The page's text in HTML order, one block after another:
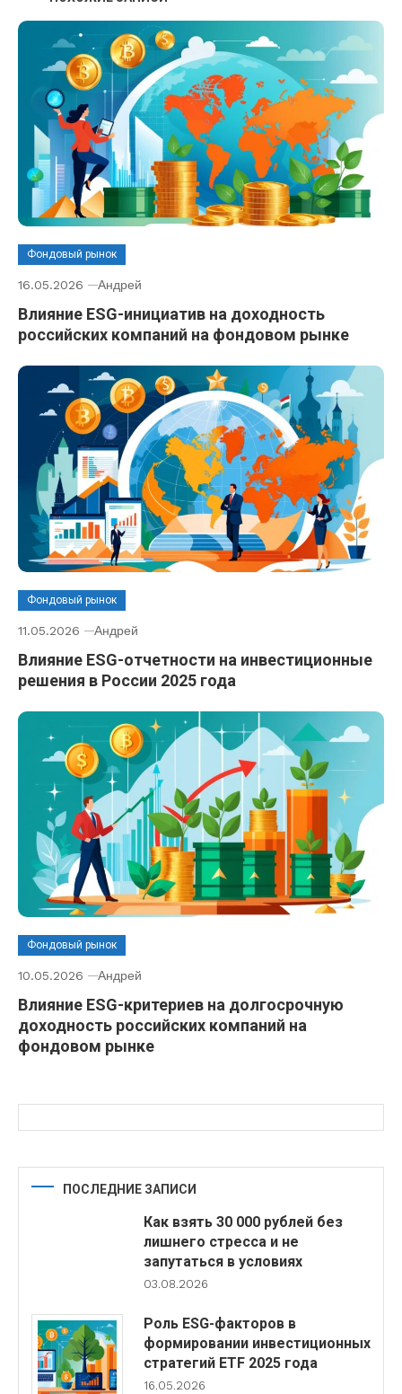
Фондовый рынок
16.05.2026 Андрей
Влияние ESG-инициатив на доходность
российских компаний на фондовом рынке
Фондовый рынок
11.05.2026 Андрей
Влияние ESG-отчетности на инвестиционные
решения в России 2025 года
Фондовый рынок
10.05.2026 Андрей
Влияние ESG-критериев на долгосрочную
доходность российских компаний на
фондовом рынке
ПОСЛЕДНИЕ ЗАПИСИ
Как взять 30 000 рублей без
лишнего стресса и не
запутаться в условиях
03.08.2026
Роль ESG-факторов в
формировании инвестиционных
стратегий ETF 2025 года
16.05.2026